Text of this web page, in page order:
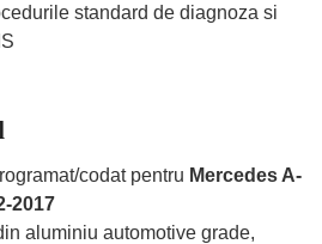
standard de diagnoza si
codat pentru Mercedes A-
2017
aluminiu automotive grade,